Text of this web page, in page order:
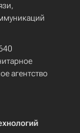
агентство